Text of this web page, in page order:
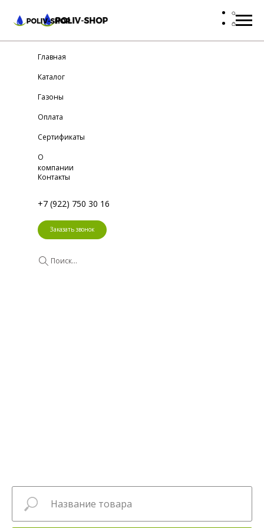
Заказать звонок
+7 (922) 750 30 16
Главная
Каталог
Газоны
Оплата
Сертификаты
О
компании
Контакты
Поиск...